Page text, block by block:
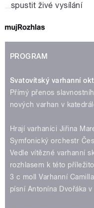
spustit živé vysílání
PROGRAM
Svatovítský varhanní
Přímý přenos
nových varhan v
Hrají varhaníci Jiřina
Symfonický orchestr
Vedle vítězné varhanní
rozhlasem k této
3 c moll Varhanní
písní Antonína Dvořáka